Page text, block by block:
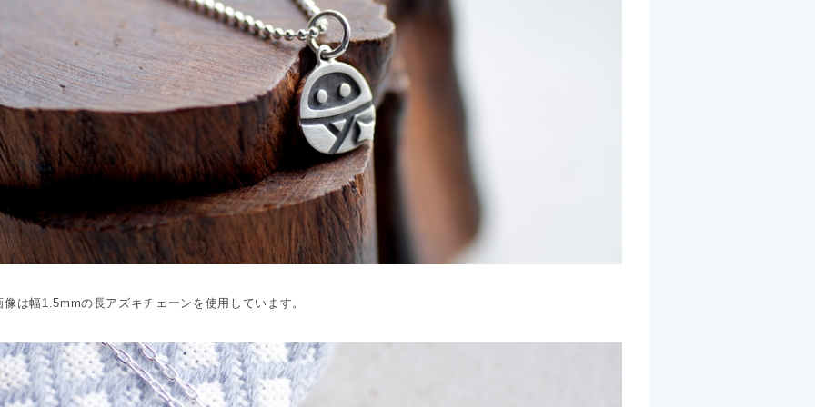
像は幅1.5mmの長アズキチェーンを使用しています。